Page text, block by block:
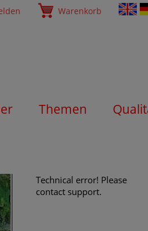
Warenkorb
Themen
Technical error! Please
contact support.